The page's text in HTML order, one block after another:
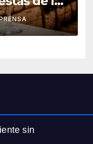
sin